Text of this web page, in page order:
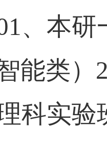
、本研
能类）
科实验